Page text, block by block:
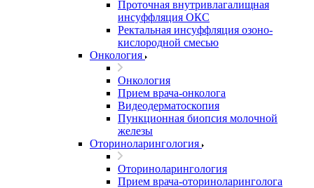
Проточная внутривлагалищная
инсуффляция ОКС
Ректальная инсуффляция озоно-
кислородной смесью
Онкология
Онкология
Прием врача-онколога
Видеодерматоскопия
Пункционная биопсия молочной
железы
Оториноларингология
Оториноларингология
Прием врача-оториноларинголога